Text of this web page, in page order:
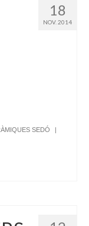
18
NOV. 2014
SEDÓ